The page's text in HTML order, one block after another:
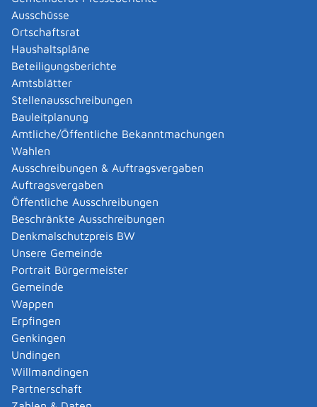
Ausschüsse
Ortschaftsrat
Haushaltspläne
Beteiligungsberichte
Amtsblätter
Stellenausschreibungen
Bauleitplanung
Amtliche/Öffentliche Bekanntmachungen
Wahlen
Ausschreibungen & Auftragsvergaben
Auftragsvergaben
Öffentliche Ausschreibungen
Beschränkte Ausschreibungen
Denkmalschutzpreis BW
Unsere Gemeinde
Portrait Bürgermeister
Gemeinde
Wappen
Erpfingen
Genkingen
Undingen
Willmandingen
Partnerschaft
Abgelaufenen Führerschein neu ausstellen lassen
Abgeltungsteuer - Nichtveranlagungs-
Bescheinigung beantragen
Abgeschlossenheitsbescheinigung zur Aufteilung
eines Gebäudes beantragen
Abmeldung / Außerbetriebsetzung für ein Fahrzeug
beantragen
Abschriften, Ablichtungen, Vervielfältigungen und
Negative amtlich beglaubigen lassen
Abwasser entsorgen
Abwasserbeseitigung - dezentrale Beseitigung von
Regenwasser beantragen oder anzeigen
Abweichende Regelungen zum Schichtbetrieb
beantragen
Abweichende Ruhezeit beantragen
Adoption - Akteneinsicht beantragen
Adoption - sich als Adoptiveltern bewerben
Adoption eines ausländischen Kindes -
Beurkundung im Geburtenregister beantragen
Adoption eines ausländischen Kindes -
Umwandlung einer schwachen in eine starke
Adoption beantragen
Adoption eines deutschen Kindes - Beurkundung
von Amts wegen